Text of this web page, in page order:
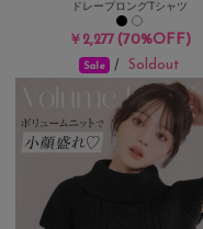
ドレープロングTシャツ
￥2,277(70%OFF)
Sale /Soldout